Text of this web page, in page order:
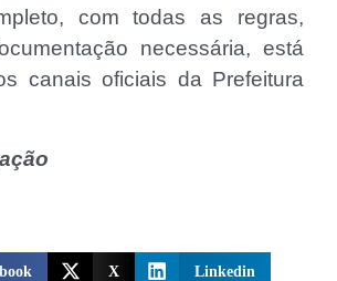
com todas as regras,
necessária, está
canais oficiais da Prefeitura
X Linkedin